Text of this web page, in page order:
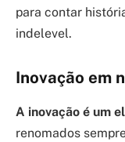
para contar
indelevel.
Inovação em
A inovação é um
renomados